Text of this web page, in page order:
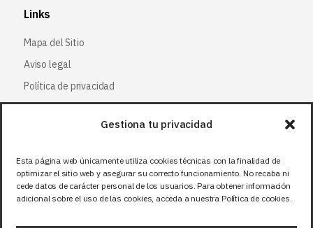
Gestiona tu privacidad
Esta página web únicamente utiliza cookies técnicas con la finalidad de
optimizar el sitio web y asegurar su correcto funcionamiento. No recaba ni
cede datos de carácter personal de los usuarios. Para obtener información
adicional sobre el uso de las cookies, acceda a nuestra Política de cookies.
Links
Mapa del Sitio
Aviso legal
Política de privacidad
Política de cookies
Síguenos
Facebook
X (Twitter)